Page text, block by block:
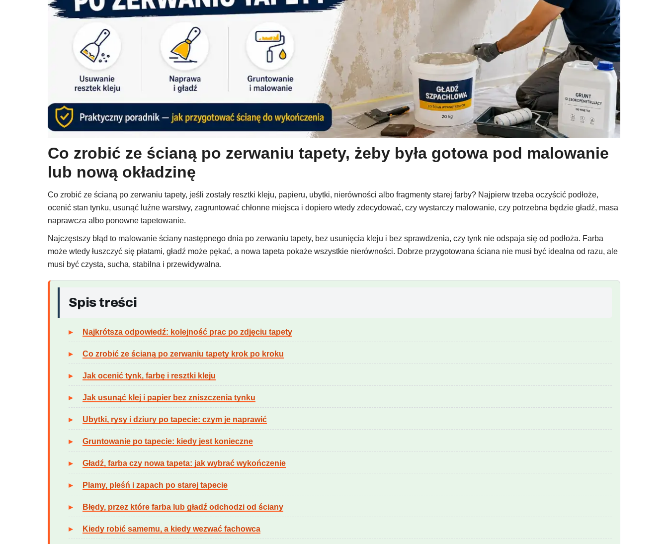
Co zrobić ze ścianą po zerwaniu tapety, żeby była gotowa pod malowanie
lub nową okładzinę
Co zrobić ze ścianą po zerwaniu tapety, jeśli zostały resztki kleju, papieru, ubytki, nierówności albo fragmenty starej farby? Najpierw trzeba oczyścić podłoże,
ocenić stan tynku, usunąć luźne warstwy, zagruntować chłonne miejsca i dopiero wtedy zdecydować, czy wystarczy malowanie, czy potrzebna będzie gładź, masa
naprawcza albo ponowne tapetowanie.
Najczęstszy błąd to malowanie ściany następnego dnia po zerwaniu tapety, bez usunięcia kleju i bez sprawdzenia, czy tynk nie odspaja się od podłoża. Farba
może wtedy łuszczyć się płatami, gładź może pękać, a nowa tapeta pokaże wszystkie nierówności. Dobrze przygotowana ściana nie musi być idealna od razu, ale
musi być czysta, sucha, stabilna i przewidywalna.
Spis treści
Najkrótsza odpowiedź: kolejność prac po zdjęciu tapety
Co zrobić ze ścianą po zerwaniu tapety krok po kroku
Jak ocenić tynk, farbę i resztki kleju
Jak usunąć klej i papier bez zniszczenia tynku
Ubytki, rysy i dziury po tapecie: czym je naprawić
Gruntowanie po tapecie: kiedy jest konieczne
Gładź, farba czy nowa tapeta: jak wybrać wykończenie
Plamy, pleśń i zapach po starej tapecie
Błędy, przez które farba lub gładź odchodzi od ściany
Kiedy robić samemu, a kiedy wezwać fachowca